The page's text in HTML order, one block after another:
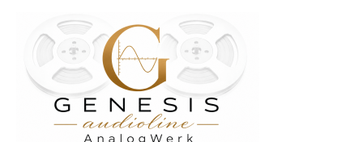
springen